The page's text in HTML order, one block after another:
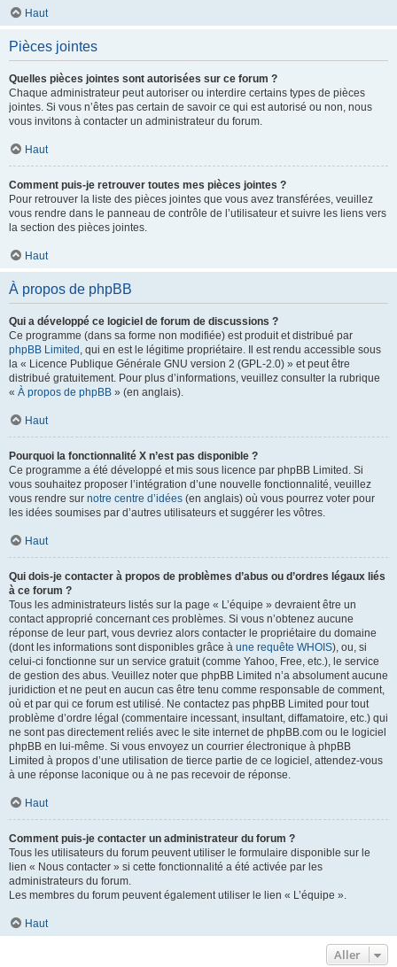
Haut
Pièces jointes
Quelles pièces jointes sont autorisées sur ce forum ?
Chaque administrateur peut autoriser ou interdire certains types de pièces
jointes. Si vous n’êtes pas certain de savoir ce qui est autorisé ou non, nous
vous invitons à contacter un administrateur du forum.
Haut
Comment puis-je retrouver toutes mes pièces jointes ?
Pour retrouver la liste des pièces jointes que vous avez transférées, veuillez
vous rendre dans le panneau de contrôle de l’utilisateur et suivre les liens vers
la section des pièces jointes.
Haut
À propos de phpBB
Qui a développé ce logiciel de forum de discussions ?
Ce programme (dans sa forme non modifiée) est produit et distribué par
phpBB Limited , qui en est le légitime propriétaire. Il est rendu accessible sous
la « Licence Publique Générale GNU version 2 (GPL-2.0) » et peut être
distribué gratuitement. Pour plus d’informations, veuillez consulter la rubrique
« À propos de phpBB » (en anglais).
Haut
Pourquoi la fonctionnalité X n’est pas disponible ?
Ce programme a été développé et mis sous licence par phpBB Limited. Si
vous souhaitez proposer l’intégration d’une nouvelle fonctionnalité, veuillez
vous rendre sur notre centre d’idées (en anglais) où vous pourrez voter pour
les idées soumises par d’autres utilisateurs et suggérer les vôtres.
Haut
Qui dois-je contacter à propos de problèmes d’abus ou d’ordres légaux liés
à ce forum ?
Tous les administrateurs listés sur la page « L’équipe » devraient être un
contact approprié concernant ces problèmes. Si vous n’obtenez aucune
réponse de leur part, vous devriez alors contacter le propriétaire du domaine
(dont les informations sont disponibles grâce à une requête WHOIS), ou, si
celui-ci fonctionne sur un service gratuit (comme Yahoo, Free, etc.), le service
de gestion des abus. Veuillez noter que phpBB Limited n’a absolument aucune
juridiction et ne peut en aucun cas être tenu comme responsable de comment,
où et par qui ce forum est utilisé. Ne contactez pas phpBB Limited pour tout
problème d’ordre légal (commentaire incessant, insultant, diffamatoire, etc.) qui
ne sont pas directement reliés avec le site internet de phpBB.com ou le logiciel
phpBB en lui-même. Si vous envoyez un courrier électronique à phpBB
Limited à propos d’une utilisation de tierce partie de ce logiciel, attendez-vous
à une réponse laconique ou à ne pas recevoir de réponse.
Haut
Comment puis-je contacter un administrateur du forum ?
Tous les utilisateurs du forum peuvent utiliser le formulaire disponible sur le
lien « Nous contacter » si cette fonctionnalité a été activée par les
administrateurs du forum.
Les membres du forum peuvent également utiliser le lien « L’équipe ».
Haut
Aller